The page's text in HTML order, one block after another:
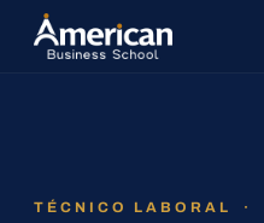
TÉCNICO LABORAL ·